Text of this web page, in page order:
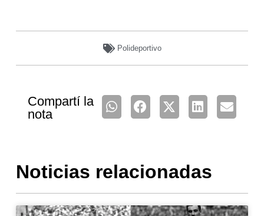
Polideportivo
Compartí la
nota
Noticias relacionadas